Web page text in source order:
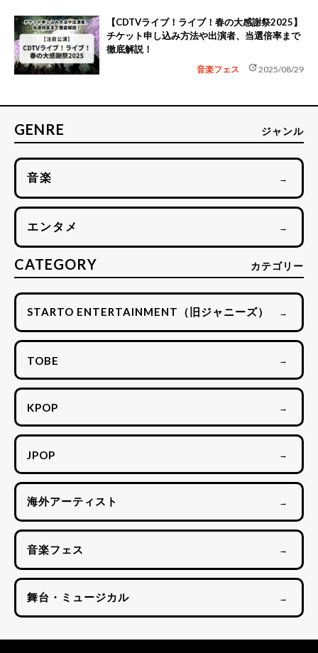
【CDTVライブ！ライブ！春の大感謝祭2025】
チケット申し込み方法や出演者、当選倍率まで
徹底解説！
音楽フェス update2025/08/29
GENRE ジャンル
音楽 →
エンタメ →
CATEGORY カテゴリー
STARTO ENTERTAINMENT（旧ジャニーズ） →
TOBE →
KPOP →
JPOP →
海外アーティスト →
音楽フェス →
舞台・ミュージカル →